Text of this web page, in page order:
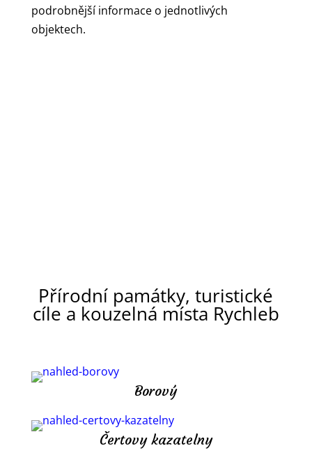
podrobnější informace o jednotlivých
objektech.
Přírodní památky, turistické
cíle a kouzelná místa Rychleb
Borový
Čertovy kazatelny